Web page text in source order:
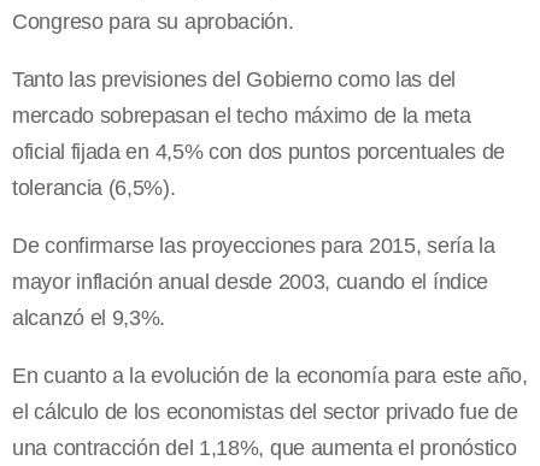
Congreso para su aprobación.
Tanto las previsiones del Gobierno como las del
mercado sobrepasan el techo máximo de la meta
oficial fijada en 4,5% con dos puntos porcentuales de
tolerancia (6,5%).
De confirmarse las proyecciones para 2015, sería la
mayor inflación anual desde 2003, cuando el índice
alcanzó el 9,3%.
En cuanto a la evolución de la economía para este año,
el cálculo de los economistas del sector privado fue de
una contracción del 1,18%, que aumenta el pronóstico